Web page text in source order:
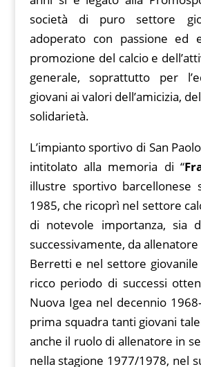
società di puro settore
adoperato con passione ed
promozione del calcio e
generale, soprattutto per
giovani ai valori dell’amicizia,
solidarietà.
L’impianto sportivo di San
intitolato alla memoria di “
illustre sportivo barcellonese
1985, che ricoprì nel settore
di notevole importanza, sia
successivamente, da
Berretti e nel settore giovanile
ricco periodo di successi
Nuova Igea nel decennio
prima squadra tanti giovani
anche il ruolo di allenatore in
nella stagione 1977/1978, nel